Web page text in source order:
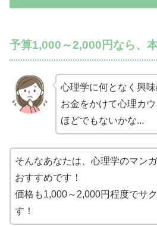
予算1,000～2,000円なら、
心理学に何となく興味
お金をかけて心理カ
ほどでもないかな...
そんなあなたは、心理学のマン
おすすめです！
価格も1,000～2,000円程度でサ
す！